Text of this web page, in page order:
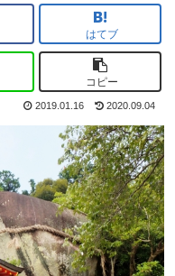
はてブ
コピー
2019.01.16 2020.09.04